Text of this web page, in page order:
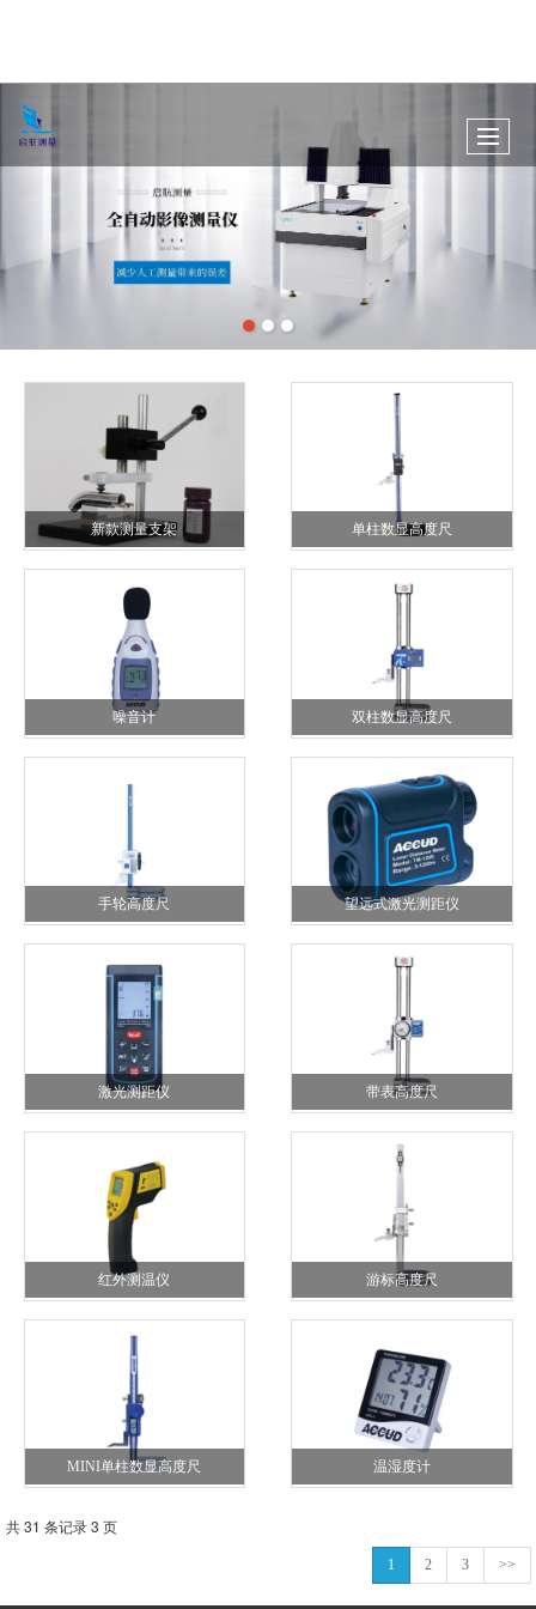
新款测量支架 单柱数显高度尺
噪音计 双柱数显高度尺
手轮高度尺 望远式激光测距仪
激光测距仪 带表高度尺
红外测温仪 游标高度尺
MINI单柱数显高度尺 温湿度计
共 31 条记录 3 页
1 2 3 >>